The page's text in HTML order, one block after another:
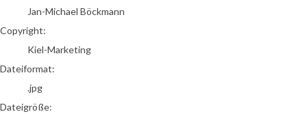
Jan-Michael Böckmann
Copyright:
Kiel-Marketing
Dateiformat:
.jpg
Dateigröße: